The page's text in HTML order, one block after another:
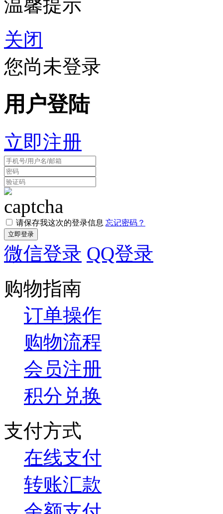
温馨提示
关闭
您尚未登录
用户登陆
立即注册
请保存我这次的登录信息 忘记密码？
微信登录 QQ登录
购物指南
订单操作
购物流程
会员注册
积分兑换
支付方式
在线支付
转账汇款